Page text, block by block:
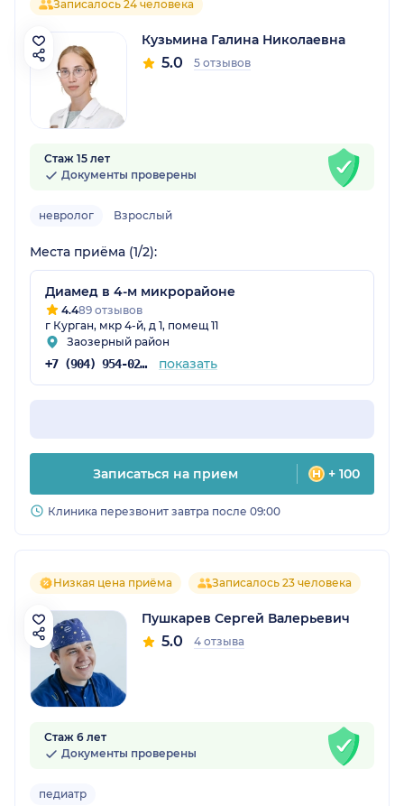
Записалось 24 человека
Кузьмина Галина Николаевна
5.0 5 отзывов
Стаж 15 лет
Документы проверены
невролог Взрослый
Места приёма (1/2):
Диамед в 4-м микрорайоне
4.489 отзывов
г Курган, мкр 4-й, д 1, помещ 11
Заозерный район
+7 (904) 954-02-14 показать
Записаться на прием + 100
Клиника перезвонит завтра после 09:00
Низкая цена приёма Записалось 23 человека
Пушкарев Сергей Валерьевич
5.0 4 отзыва
Стаж 6 лет
Документы проверены
педиатр